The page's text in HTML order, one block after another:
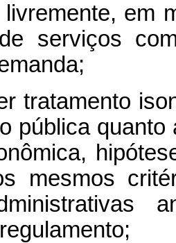
em
serviços
tratamento
pública
mesmos